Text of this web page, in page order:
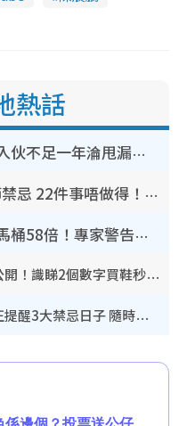
熱話
「居屋王」啟德啟悅苑入伙不足一年淪甩漏之王！插頭噴火花致大停電 多戶業主全屋家電報銷
鬼門開2026｜8.13鬼節禁忌 22件事唔做得！燒肉、刺身要少食？半夜勿吹口哨/打呢個電話
行李清潔｜車轆污糟過馬桶58倍！專家警告忌用酒精抹 教1招免污手除菌
New Balance型號密碼大公開！識睇2個數字買鞋秒知功能免中伏 附5大熱門鞋款
剪頭髮都要擇日？司徒法正提醒3大禁忌日子 隨時剪走財運！呢日剪髮恐「剪壽命」？